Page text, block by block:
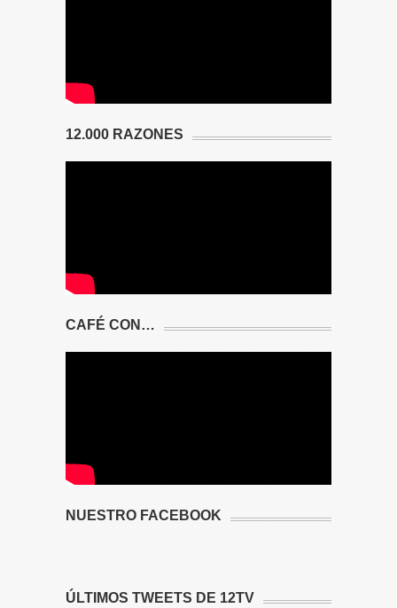
12.000 RAZONES
CAFÉ CON…
NUESTRO FACEBOOK
ÚLTIMOS TWEETS DE 12TV